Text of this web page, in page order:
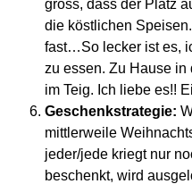
gross, dass der Platz
die köstlichen
fast…So lecker ist es,
zu essen. Zu Hause
im Teig. Ich liebe es!!
Geschenkstrategie:
mittlerweile
jeder/jede kriegt nur
beschenkt, wird